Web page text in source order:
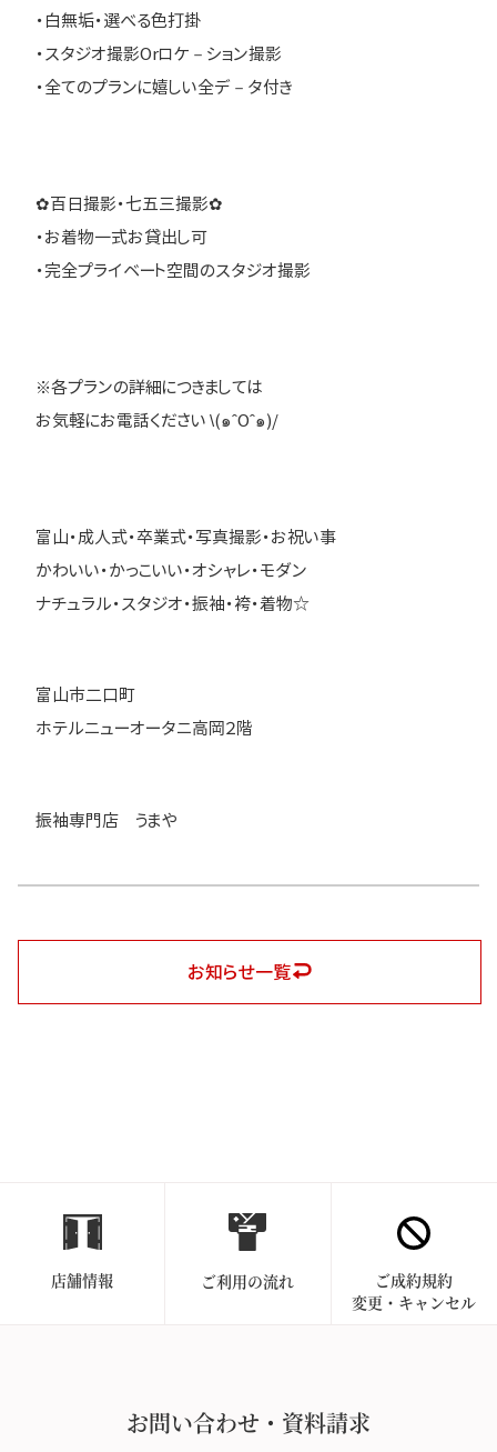
・白無垢・選べる色打掛
・スタジオ撮影Orロケ－ション撮影
・全てのプランに嬉しい全デ－タ付き
✿百日撮影・七五三撮影✿
・お着物一式お貸出し可
・完全プライベート空間のスタジオ撮影
※各プランの詳細につきましては
お気軽にお電話ください \(๑ˆOˆ๑)/
富山・成人式・卒業式・写真撮影・お祝い事
かわいい・かっこいい・オシャレ・モダン
ナチュラル・スタジオ・振袖・袴・着物☆
富山市二口町
ホテルニューオータニ高岡２階
振袖専門店 うまや
お知らせ一覧
店舗情報 ご利用の流れ
ご成約規約
変更・キャンセル
お問い合わせ・資料請求